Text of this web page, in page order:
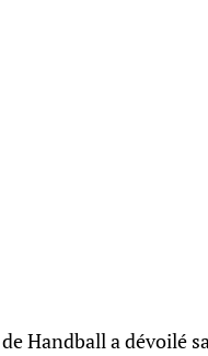
Handball a dévoilé